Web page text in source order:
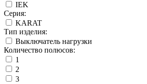
IEK
Серия:
KARAT
Тип изделия:
Выключатель нагрузки
Количество полюсов:
1
2
3